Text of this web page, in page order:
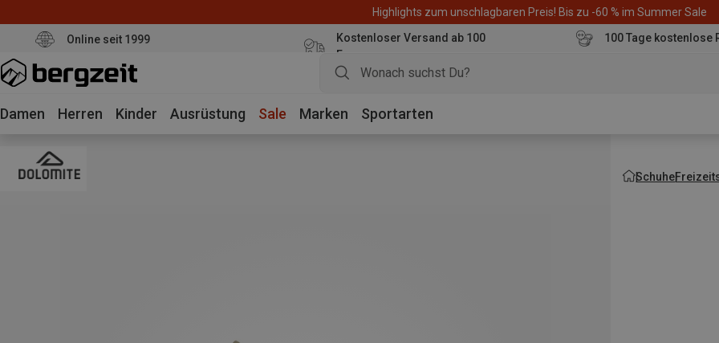
Highlights zum unschlagbaren Preis! Bis zu -60 % im Summer Sale
Online seit 1999
Kostenloser Versand ab 100
Euro
100 Tage kostenlose
Damen Herren Kinder Ausrüstung Sale Marken Sportarten
Schuhe